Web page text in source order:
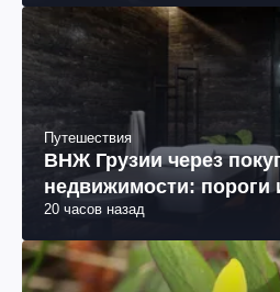
Путешествия
ВНЖ Грузии через
недвижимости: пороги
20 часов назад